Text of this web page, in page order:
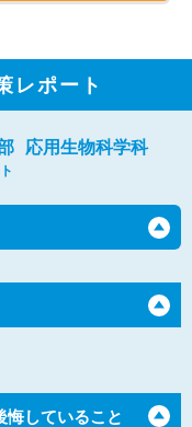
レポート
応用生物科学科
悔していること